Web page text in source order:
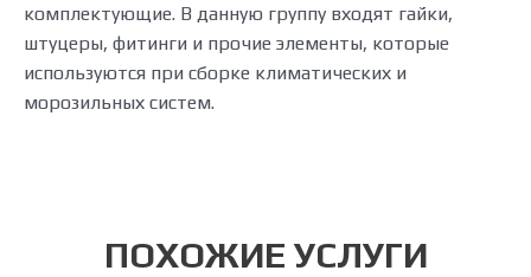
комплектующие. В данную группу входят гайки,
штуцеры, фитинги и прочие элементы, которые
используются при сборке климатических и
морозильных систем.
ПОХОЖИЕ УСЛУГИ